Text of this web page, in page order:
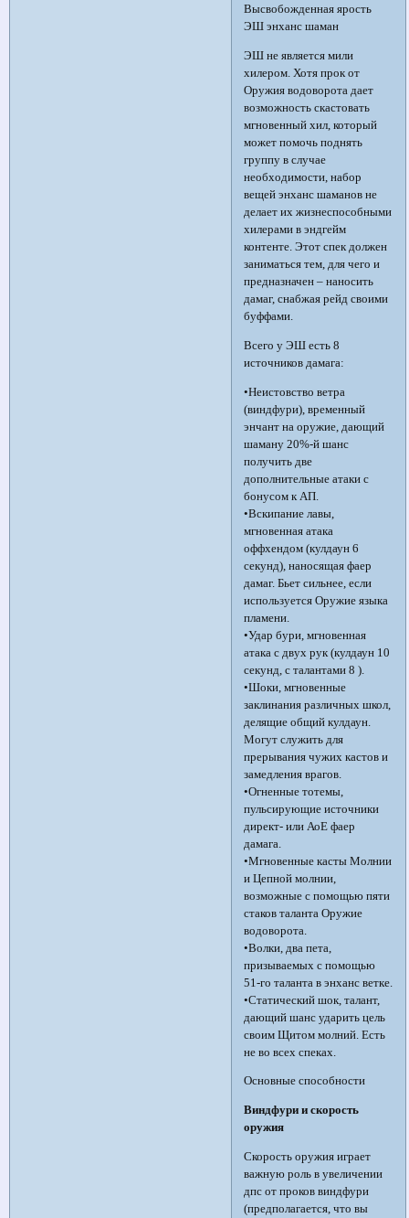
Высвобожденная ярость
ЭШ энханс шаман
ЭШ не является мили
хилером. Хотя прок от
Оружия водоворота дает
возможность скастовать
мгновенный хил, который
может помочь поднять
группу в случае
необходимости, набор
вещей энханс шаманов не
делает их жизнеспособными
хилерами в эндгейм
контенте. Этот спек должен
заниматься тем, для чего и
предназначен – наносить
дамаг, снабжая рейд своими
буффами.
Всего у ЭШ есть 8
источников дамага:
•Неистовство ветра
(виндфури), временный
энчант на оружие, дающий
шаману 20%-й шанс
получить две
дополнительные атаки с
бонусом к АП.
•Вскипание лавы,
мгновенная атака
оффхендом (кулдаун 6
секунд), наносящая фаер
дамаг. Бьет сильнее, если
используется Оружие языка
пламени.
•Удар бури, мгновенная
атака с двух рук (кулдаун 10
секунд, с талантами 8 ).
•Шоки, мгновенные
заклинания различных школ,
делящие общий кулдаун.
Могут служить для
прерывания чужих кастов и
замедления врагов.
•Огненные тотемы,
пульсирующие источники
директ- или АоЕ фаер
дамага.
•Мгновенные касты Молнии
и Цепной молнии,
возможные с помощью пяти
стаков таланта Оружие
водоворота.
•Волки, два пета,
призываемых с помощью
51-го таланта в энханс ветке.
•Статический шок, талант,
дающий шанс ударить цель
своим Щитом молний. Есть
не во всех спеках.
Основные способности
Виндфури и скорость
оружия
Скорость оружия играет
важную роль в увеличении
дпс от проков виндфури
(предполагается, что вы